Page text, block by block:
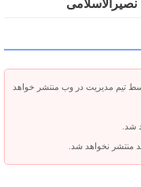
تیم مدیریت در وب منتشر خواهد
شد.
منتشر نخواهد شد.